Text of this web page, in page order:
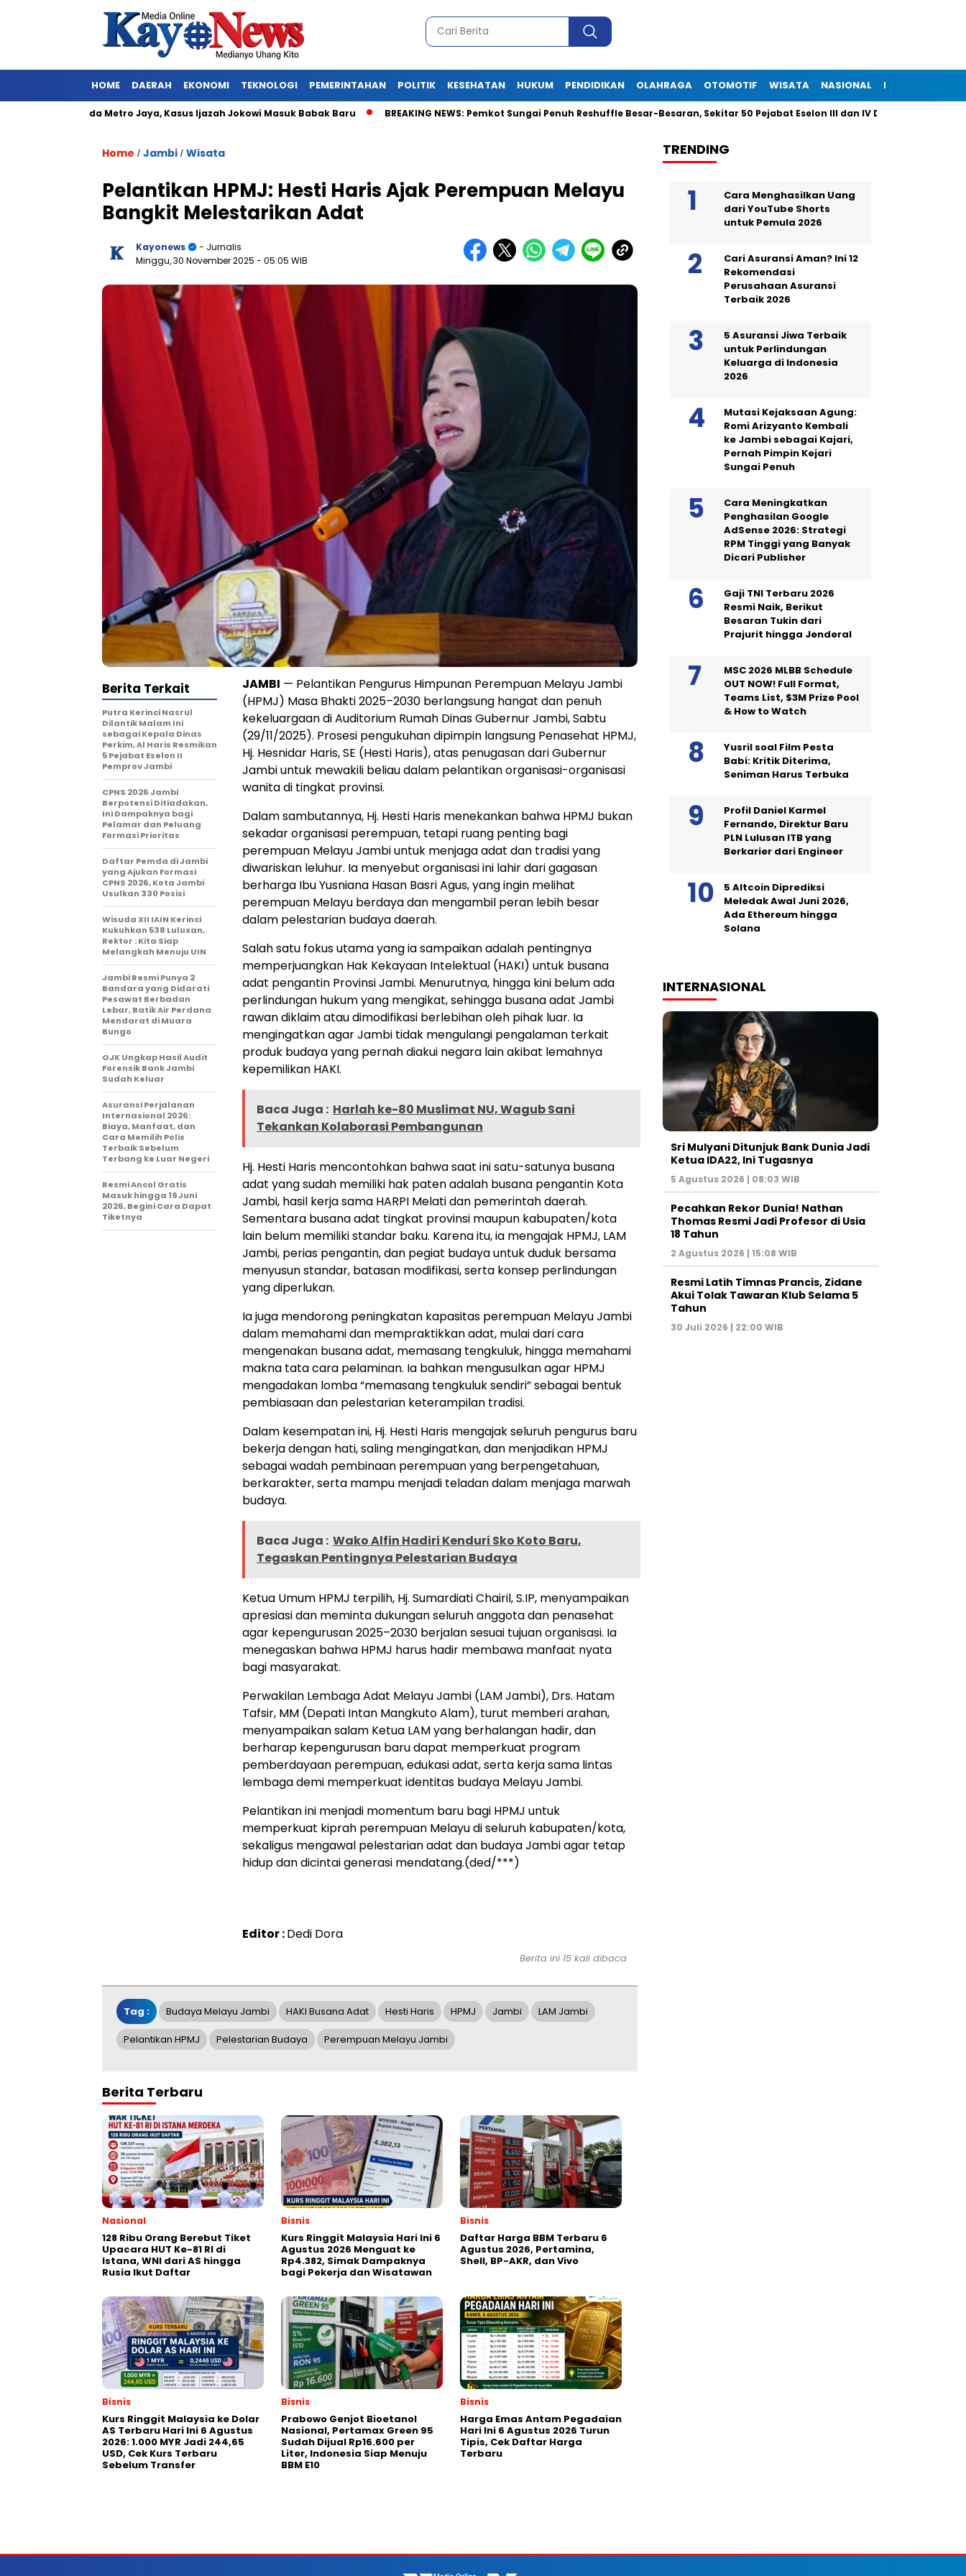
HOME DAERAH EKONOMI TEKNOLOGI PEMERINTAHAN POLITIK KESEHATAN HUKUM PENDIDIKAN OLAHRAGA OTOMOTIF WISATA NASIONAL INTERNASIONAL
Polda Metro Jaya, Kasus Ijazah Jokowi Masuk Babak Baru BREAKING NEWS: Pemkot Sungai Penuh Reshuffle Besar-Besaran, Sekitar 50 Pejabat Eselon III dan IV Dilantik Malam Ini
Home / Jambi / Wisata
Pelantikan HPMJ: Hesti Haris Ajak Perempuan Melayu
Bangkit Melestarikan Adat
Kayonews
- Jurnalis
Minggu, 30 November 2025 - 05:05 WIB
JAMBI — Pelantikan Pengurus Himpunan Perempuan Melayu Jambi
(HPMJ) Masa Bhakti 2025–2030 berlangsung hangat dan penuh
kekeluargaan di Auditorium Rumah Dinas Gubernur Jambi, Sabtu
(29/11/2025). Prosesi pengukuhan dipimpin langsung Penasehat HPMJ,
Hj. Hesnidar Haris, SE (Hesti Haris), atas penugasan dari Gubernur
Jambi untuk mewakili beliau dalam pelantikan organisasi-organisasi
wanita di tingkat provinsi.
Dalam sambutannya, Hj. Hesti Haris menekankan bahwa HPMJ bukan
sekadar organisasi perempuan, tetapi ruang penting bagi
perempuan Melayu Jambi untuk menjaga adat dan tradisi yang
diwariskan leluhur. Ia menyebut organisasi ini lahir dari gagasan
berharga Ibu Yusniana Hasan Basri Agus, yang ingin melihat
perempuan Melayu berdaya dan mengambil peran lebih besar
dalam pelestarian budaya daerah.
Salah satu fokus utama yang ia sampaikan adalah pentingnya
memperjuangkan Hak Kekayaan Intelektual (HAKI) untuk busana
adat pengantin Provinsi Jambi. Menurutnya, hingga kini belum ada
perlindungan hukum yang mengikat, sehingga busana adat Jambi
rawan diklaim atau dimodifikasi berlebihan oleh pihak luar. Ia
mengingatkan agar Jambi tidak mengulangi pengalaman terkait
produk budaya yang pernah diakui negara lain akibat lemahnya
kepemilikan HAKI.
Baca Juga : Harlah ke-80 Muslimat NU, Wagub Sani
Tekankan Kolaborasi Pembangunan
Hj. Hesti Haris mencontohkan bahwa saat ini satu-satunya busana
adat yang sudah memiliki hak paten adalah busana pengantin Kota
Jambi, hasil kerja sama HARPI Melati dan pemerintah daerah.
Sementara busana adat tingkat provinsi maupun kabupaten/kota
lain belum memiliki standar baku. Karena itu, ia mengajak HPMJ, LAM
Jambi, perias pengantin, dan pegiat budaya untuk duduk bersama
menyusun standar, batasan modifikasi, serta konsep perlindungan
yang diperlukan.
Ia juga mendorong peningkatan kapasitas perempuan Melayu Jambi
dalam memahami dan mempraktikkan adat, mulai dari cara
mengenakan busana adat, memasang tengkuluk, hingga memahami
makna tata cara pelaminan. Ia bahkan mengusulkan agar HPMJ
mengadakan lomba “memasang tengkuluk sendiri” sebagai bentuk
pembiasaan dan pelestarian keterampilan tradisi.
Dalam kesempatan ini, Hj. Hesti Haris mengajak seluruh pengurus baru
bekerja dengan hati, saling mengingatkan, dan menjadikan HPMJ
sebagai wadah pembinaan perempuan yang berpengetahuan,
berkarakter, serta mampu menjadi teladan dalam menjaga marwah
budaya.
Baca Juga : Wako Alfin Hadiri Kenduri Sko Koto Baru,
Tegaskan Pentingnya Pelestarian Budaya
Ketua Umum HPMJ terpilih, Hj. Sumardiati Chairil, S.IP, menyampaikan
apresiasi dan meminta dukungan seluruh anggota dan penasehat
agar kepengurusan 2025–2030 berjalan sesuai tujuan organisasi. Ia
menegaskan bahwa HPMJ harus hadir membawa manfaat nyata
bagi masyarakat.
Perwakilan Lembaga Adat Melayu Jambi (LAM Jambi), Drs. Hatam
Tafsir, MM (Depati Intan Mangkuto Alam), turut memberi arahan,
menyampaikan salam Ketua LAM yang berhalangan hadir, dan
berharap kepengurusan baru dapat memperkuat program
pemberdayaan perempuan, edukasi adat, serta kerja sama lintas
lembaga demi memperkuat identitas budaya Melayu Jambi.
Pelantikan ini menjadi momentum baru bagi HPMJ untuk
memperkuat kiprah perempuan Melayu di seluruh kabupaten/kota,
sekaligus mengawal pelestarian adat dan budaya Jambi agar tetap
hidup dan dicintai generasi mendatang.(ded/***)
Editor :Dedi Dora
Berita Terkait
Putra Kerinci Nasrul
Dilantik Malam Ini
sebagai Kepala Dinas
Perkim, Al Haris Resmikan
5 Pejabat Eselon II
Pemprov Jambi
CPNS 2026 Jambi
Berpotensi Ditiadakan,
Ini Dampaknya bagi
Pelamar dan Peluang
Formasi Prioritas
Daftar Pemda di Jambi
yang Ajukan Formasi
CPNS 2026, Kota Jambi
Usulkan 330 Posisi
Wisuda XII IAIN Kerinci
Kukuhkan 538 Lulusan,
Rektor : Kita Siap
Melangkah Menuju UIN
Jambi Resmi Punya 2
Bandara yang Didarati
Pesawat Berbadan
Lebar, Batik Air Perdana
Mendarat di Muara
Bungo
OJK Ungkap Hasil Audit
Forensik Bank Jambi
Sudah Keluar
Asuransi Perjalanan
Internasional 2026:
Biaya, Manfaat, dan
Cara Memilih Polis
Terbaik Sebelum
Terbang ke Luar Negeri
Resmi Ancol Gratis
Masuk hingga 19 Juni
2026, Begini Cara Dapat
Tiketnya
Berita ini 15 kali dibaca
Tag : Budaya Melayu Jambi HAKI Busana Adat Hesti Haris HPMJ Jambi LAM Jambi
Pelantikan HPMJ Pelestarian Budaya Perempuan Melayu Jambi
Berita Terbaru
Nasional
128 Ribu Orang Berebut Tiket
Upacara HUT Ke-81 RI di
Istana, WNI dari AS hingga
Rusia Ikut Daftar
Bisnis
Kurs Ringgit Malaysia Hari Ini 6
Agustus 2026 Menguat ke
Rp4.382, Simak Dampaknya
bagi Pekerja dan Wisatawan
Bisnis
Daftar Harga BBM Terbaru 6
Agustus 2026, Pertamina,
Shell, BP-AKR, dan Vivo
Bisnis
Kurs Ringgit Malaysia ke Dolar
AS Terbaru Hari Ini 6 Agustus
2026: 1.000 MYR Jadi 244,65
USD, Cek Kurs Terbaru
Sebelum Transfer
Bisnis
Prabowo Genjot Bioetanol
Nasional, Pertamax Green 95
Sudah Dijual Rp16.600 per
Liter, Indonesia Siap Menuju
BBM E10
Bisnis
Harga Emas Antam Pegadaian
Hari Ini 6 Agustus 2026 Turun
Tipis, Cek Daftar Harga
Terbaru
TRENDING
Cara Menghasilkan Uang
dari YouTube Shorts
untuk Pemula 2026
Cari Asuransi Aman? Ini 12
Rekomendasi
Perusahaan Asuransi
Terbaik 2026
5 Asuransi Jiwa Terbaik
untuk Perlindungan
Keluarga di Indonesia
2026
Mutasi Kejaksaan Agung:
Romi Arizyanto Kembali
ke Jambi sebagai Kajari,
Pernah Pimpin Kejari
Sungai Penuh
Cara Meningkatkan
Penghasilan Google
AdSense 2026: Strategi
RPM Tinggi yang Banyak
Dicari Publisher
Gaji TNI Terbaru 2026
Resmi Naik, Berikut
Besaran Tukin dari
Prajurit hingga Jenderal
MSC 2026 MLBB Schedule
OUT NOW! Full Format,
Teams List, $3M Prize Pool
& How to Watch
Yusril soal Film Pesta
Babi: Kritik Diterima,
Seniman Harus Terbuka
Profil Daniel Karmel
Fernando, Direktur Baru
PLN Lulusan ITB yang
Berkarier dari Engineer
5 Altcoin Diprediksi
Meledak Awal Juni 2026,
Ada Ethereum hingga
Solana
INTERNASIONAL
Sri Mulyani Ditunjuk Bank Dunia Jadi
Ketua IDA22, Ini Tugasnya
5 Agustus 2026 | 08:03 WIB
Pecahkan Rekor Dunia! Nathan
Thomas Resmi Jadi Profesor di Usia
18 Tahun
2 Agustus 2026 | 15:08 WIB
Resmi Latih Timnas Prancis, Zidane
Akui Tolak Tawaran Klub Selama 5
Tahun
30 Juli 2026 | 22:00 WIB